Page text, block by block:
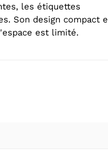
les étiquettes
Son design compact
est limité.